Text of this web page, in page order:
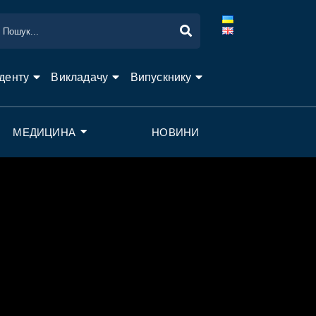
Викладачу Випускнику
МЕДИЦИНА НОВИНИ